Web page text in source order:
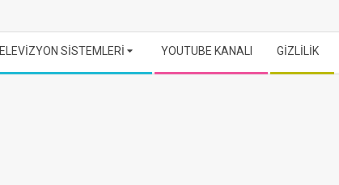
SİSTEMLERİ YOUTUBE KANALI GİZLİLİK